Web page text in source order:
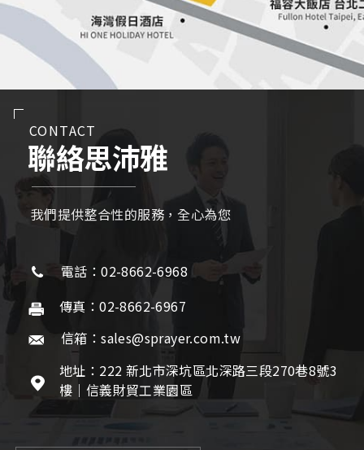
CONTACT
聯絡思沛雅
我們提供整合性的服務，全心為您
電話：02-8662-6968
傳真：02-8662-6967
信箱：sales@sprayer.com.tw
地址：222 新北市深坑區北深路三段270巷8號3
樓｜信義財貿工業園區